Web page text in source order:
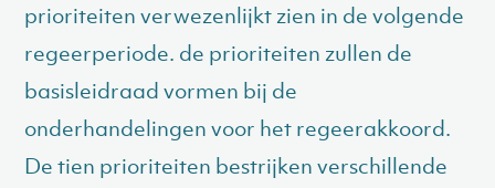
prioriteiten verwezenlijkt zien in de volgende
regeerperiode. de prioriteiten zullen de
basisleidraad vormen bij de
onderhandelingen voor het regeerakkoord.
De tien prioriteiten bestrijken verschillende